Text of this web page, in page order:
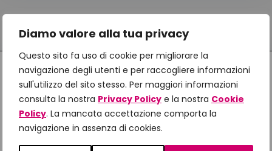
Diamo valore alla tua privacy
Questo sito fa uso di cookie per migliorare la
navigazione degli utenti e per raccogliere informazioni
sull'utilizzo del sito stesso. Per maggiori informazioni
consulta la nostra Privacy Policy e la nostra Cookie
Policy. La mancata accettazione comporta la
navigazione in assenza di cookies.